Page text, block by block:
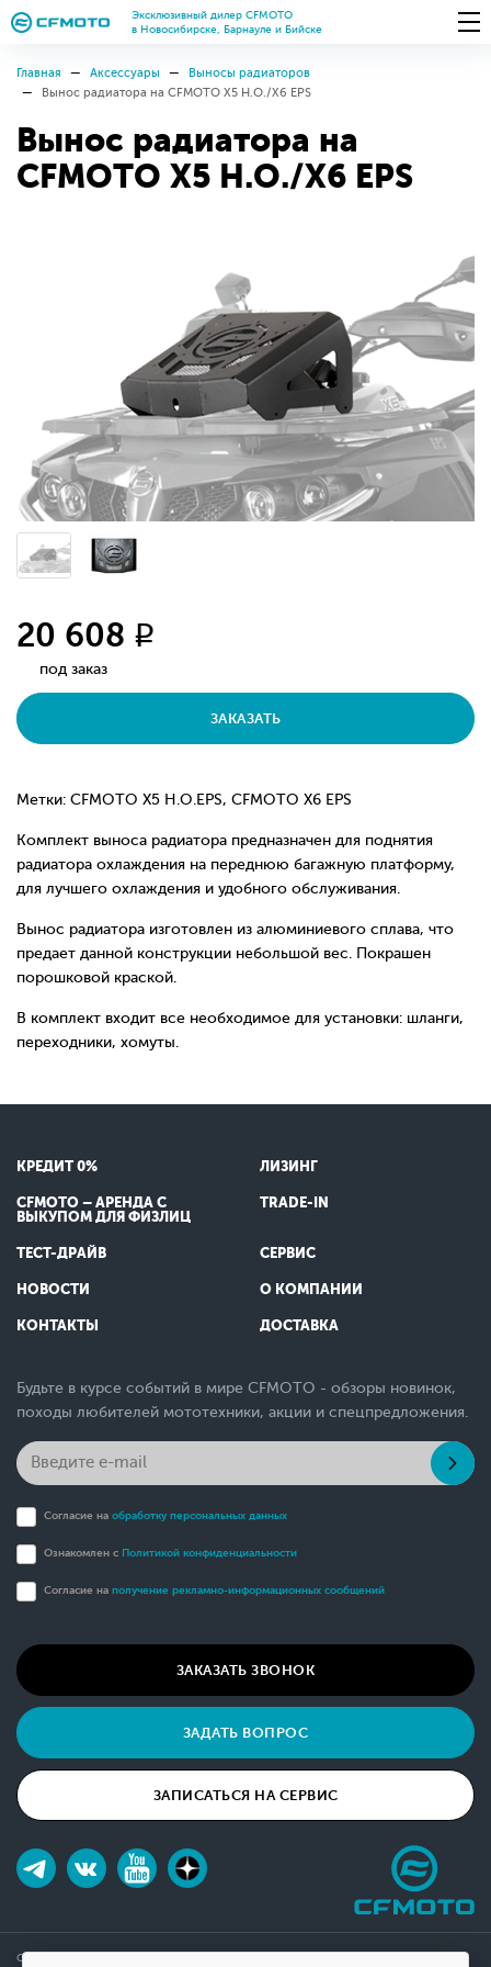
Эксклюзивный дилер CFMOTO
в Новосибирске, Барнауле и Бийске
Главная Аксессуары
Выносы радиаторов
Вынос радиатора на CFMOTO X5 H.O./X6 EPS
Вынос радиатора на
CFMOTO X5 H.O./X6 EPS
20 608 q
под заказ
ЗАКАЗАТЬ
Метки: CFMOTO X5 H.O.EPS, CFMOTO X6 EPS
Комплект выноса радиатора предназначен для поднятия
радиатора охлаждения на переднюю багажную платформу,
для лучшего охлаждения и удобного обслуживания.
Вынос радиатора изготовлен из алюминиевого сплава, что
предает данной конструкции небольшой вес. Покрашен
порошковой краской.
В комплект входит все необходимое для установки: шланги,
переходники, хомуты.
КРЕДИТ 0% ЛИЗИНГ
CFMOTO – АРЕНДА С
ВЫКУПОМ ДЛЯ ФИЗЛИЦ
TRADE-IN
ТЕСТ-ДРАЙВ СЕРВИС
НОВОСТИ О КОМПАНИИ
КОНТАКТЫ ДОСТАВКА
Будьте в курсе событий в мире CFMOTO - обзоры новинок,
походы любителей мототехники, акции и спецпредложения.
Согласие на обработку персональных данных
Ознакомлен с Политикой конфиденциальности
Согласие на получение рекламно-информационных сообщений
ЗАКАЗАТЬ ЗВОНОК
ЗАДАТЬ ВОПРОС
ЗАПИСАТЬСЯ НА СЕРВИС
Обращаем ваше внимание на то, что данный интернет-сайт носит исключительно